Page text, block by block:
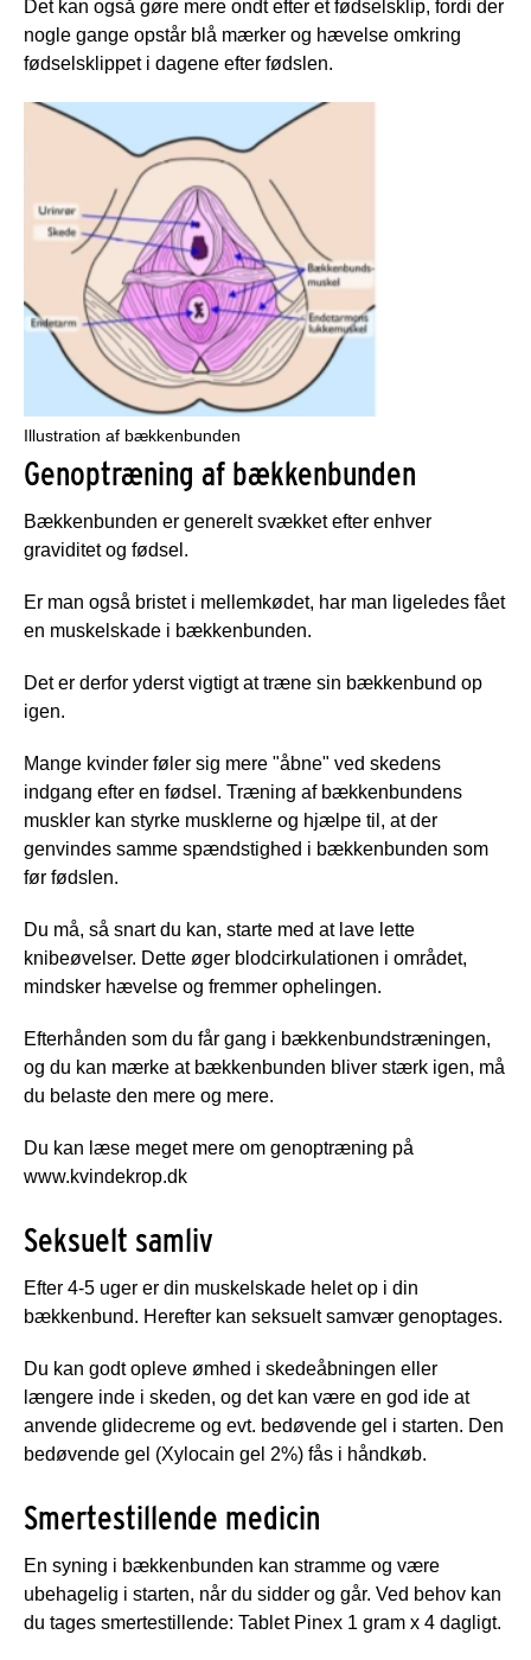
Det kan også gøre mere ondt efter et fødselsklip, fordi der
nogle gange opstår blå mærker og hævelse omkring
fødselsklippet i dagene efter fødslen.
Illustration af bækkenbunden
Genoptræning af bækkenbunden
Bækkenbunden er generelt svækket efter enhver
graviditet og fødsel.
Er man også bristet i mellemkødet, har man ligeledes fået
en muskelskade i bækkenbunden.
Det er derfor yderst vigtigt at træne sin bækkenbund op
igen.
Mange kvinder føler sig mere "åbne" ved skedens
indgang efter en fødsel. Træning af bækkenbundens
muskler kan styrke musklerne og hjælpe til, at der
genvindes samme spændstighed i bækkenbunden som
før fødslen.
Du må, så snart du kan, starte med at lave lette
knibeøvelser. Dette øger blodcirkulationen i området,
mindsker hævelse og fremmer ophelingen.
Efterhånden som du får gang i bækkenbundstræningen,
og du kan mærke at bækkenbunden bliver stærk igen, må
du belaste den mere og mere.
Du kan læse meget mere om genoptræning på
www.kvindekrop.dk
Seksuelt samliv
Efter 4-5 uger er din muskelskade helet op i din
bækkenbund. Herefter kan seksuelt samvær genoptages.
Du kan godt opleve ømhed i skedeåbningen eller
længere inde i skeden, og det kan være en god ide at
anvende glidecreme og evt. bedøvende gel i starten. Den
bedøvende gel (Xylocain gel 2%) fås i håndkøb.
Smertestillende medicin
En syning i bækkenbunden kan stramme og være
ubehagelig i starten, når du sidder og går. Ved behov kan
du tages smertestillende: Tablet Pinex 1 gram x 4 dagligt.